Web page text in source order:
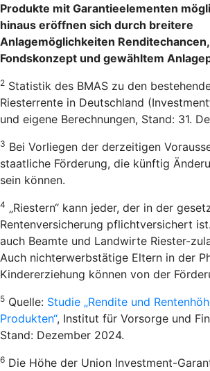
Produkte mit Garantieelementen
hinaus eröffnen sich durch breitere
Anlagemöglichkeiten
Fondskonzept und gewähltem
2 Statistik des BMAS zu den
Riesterrente in Deutschland
und eigene Berechnungen, Stand: 31.
3 Bei Vorliegen der derzeitigen
staatliche Förderung, die künftig
sein können.
4 „Riestern“ kann jeder, der in der
Rentenversicherung pflichtversichert
auch Beamte und Landwirte Riester-
Auch nichterwerbstätige Eltern in der
Kindererziehung können von der
5 Quelle: Studie „Rendite und
Produkten“, Institut für Vorsorge und
Stand: Dezember 2024.
6 Die Höhe der Union Investment-